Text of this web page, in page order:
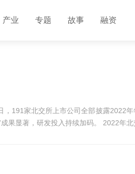
产业 专题 故事 融资
191家北交所上市公司全部披露2022年
发投入持续加码。 2022年北交所公